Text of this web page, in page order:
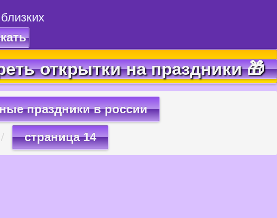
открытки на праздники 🎁
праздники в россии
страница 14